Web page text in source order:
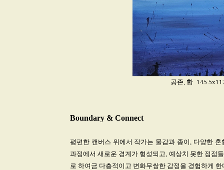
공존, 합
Boundary & Connect
평편한 캔버스 위에서 작가는 물감과 종이, 다양한
과정에서 새로운 경계가 형성되고, 예상치 못한 접점
로 하여금 다층적이고 변화무쌍한 감정을 경험하게 한